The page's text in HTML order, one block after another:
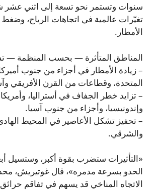
سنوات وتستمر نحو تسعة إلى اثني عشر
تغيّرات عالمية في اتجاهات الرياح، وضغط
الأمطار.
المناطق المتأثرة — بحسب المنظمة —
– زيادة الأمطار في أجزاء من جنوب
المتحدة، وقطاعات من القرن الأفريقي
– تزايد خطر الجفاف في أستراليا،
وإندونيسيا، وأجزاء من جنوب آسيا.
– تحفيز تشكل الأعاصير في المحيط
والشرقي.
«التأثيرات ستضرب بقوة أكبر، وستسيل
الحدو بسرعة مدمره»، قال غوتيريش،
الاتجاه المناخي قد يسهم في تفاقم حرائق